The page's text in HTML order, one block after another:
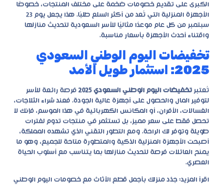
الكبرى على تقديم خصومات ضخمة على مختلف المنتجات، خصوصًا
الأجهزة المنزلية التي تُعد من أكثر السلع طلبًا. هذا يجعل يوم 23
سبتمبر من كل عام موعدًا مثاليًا للأسر السعودية لتحديث منازلها
واقتناء أحدث الأجهزة بأسعار مناسبة.
تخفيضات اليوم الوطني السعودي
2025: استثمار طويل الأمد
تُعتبر تخفيضات اليوم الوطني السعودي 2025
فرصة رائعة للأسر
لتوفير المال والحصول على أجهزة عالية الجودة. فعند شراء الثلاجات،
الغسالات، الأفران، أو المكانس الكهربائية في هذا الموسم، فإنك لا
تحصل فقط على سعر مميز، بل تستثمر في منتجات تدوم لفترات
طويلة وتوفر لك الراحة. ومع التطور التقني الذي تشهده المملكة،
أصبحت الأجهزة المنزلية الذكية والمتطورة متاحة للجميع، وهو ما
يمنح العائلات فرصة لتحديث منازلها بما يتناسب مع أسلوب الحياة
العصري.
اقرأ المزيد: جدّد منزلك بأجمل قطع الأثاث مع خصومات اليوم الوطني